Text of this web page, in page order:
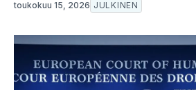
toukokuu 15, 2026 JULKINEN